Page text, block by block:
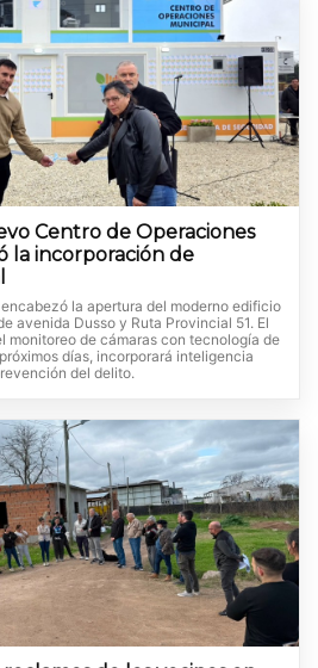
Centro de Operaciones
la incorporación de
la apertura del moderno edificio
avenida Dusso y Ruta Provincial 51. El
monitoreo de cámaras con tecnología de
días, incorporará inteligencia
del delito.